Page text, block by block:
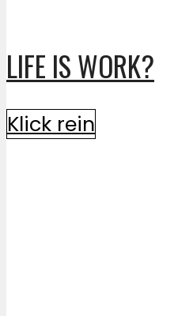
LIFE IS WORK?
Klick rein